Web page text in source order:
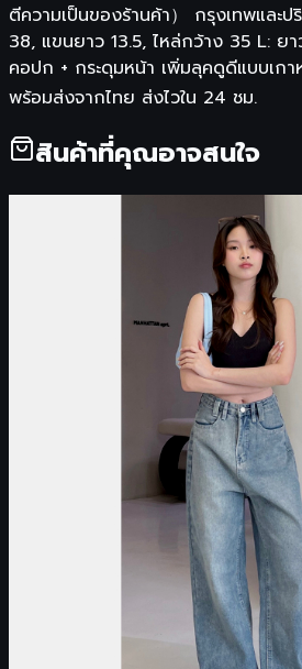
ตีความเป็นของร้านค้า） กรุงเทพแล
38, แขนยาว 13.5, ไหล่กว้าง 35 L:
คอปก + กระดุมหน้า เพิ่มลุคดูดีแบบเก
พร้อมส่งจากไทย ส่งไวใน 24 ชม.
สินค้าที่คุณอาจสนใจ